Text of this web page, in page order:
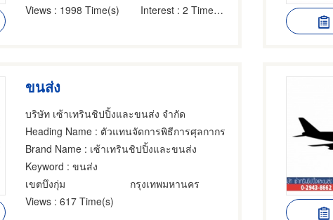
Views : 1998 Time(s) Interest : 2 Time(s)
ขนส่ง
บริษัท เซ้าเทรินชิปปิ้งและขนส่ง จำกัด
Heading Name : ตัวแทนจัดการพิธีการศุลกากร
Brand Name : เซ้าเทรินชิปปิ้งและขนส่ง
Keyword : ขนส่ง
เขตบึงกุ่ม
กรุงเทพมหานคร
Views : 617 Time(s)